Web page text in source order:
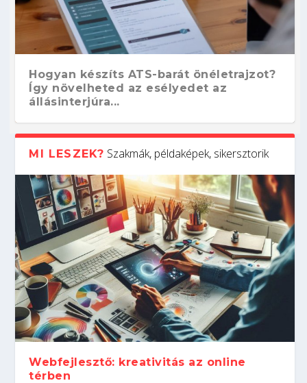
Hogyan készíts ATS-barát önéletrajzot?
Így növelheted az esélyedet az
állásinterjúra...
Kitalálod, mire használják ezeket a
gépeket?
Nem sikerült az egyetemi felvételi?
Tanulj szakmát!
Szoftverfejlesztő: verseny kódban –
amikor néhány sor program dönti el a
világversenyt...
Digitális detox – hogyan kapcsolódj ki
telefon nélkül?
MI LESZEK? Szakmák, példaképek, sikersztorik
Webfejlesztő: kreativitás az online
térben